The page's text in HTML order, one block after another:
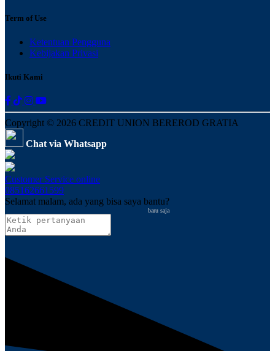
Term of Use
Ketentuan Pengguna
Kebijakan Privasi
Ikuti Kami
Copyright © 2026 CREDIT UNION BEREROD GRATIA
Chat via Whatsapp
Customer Service online
085162661599
Selamat malam, ada yang bisa saya bantu?
baru saja